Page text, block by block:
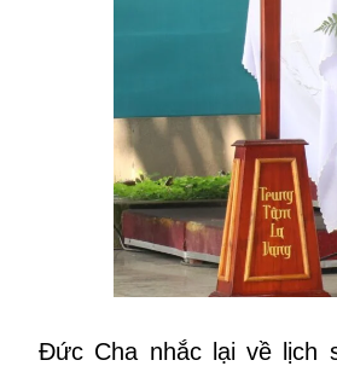
Đức Cha nhắc lại về lịch